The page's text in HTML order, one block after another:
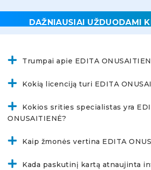
DAŽNIAUSIAI UŽDUODAMI
Trumpai apie EDITA
Kokią licenciją turi EDITA
Kokios srities specialistas yra
ONUSAITIENĖ?
Kaip žmonės vertina EDITA
Kada paskutinį kartą atnaujinta